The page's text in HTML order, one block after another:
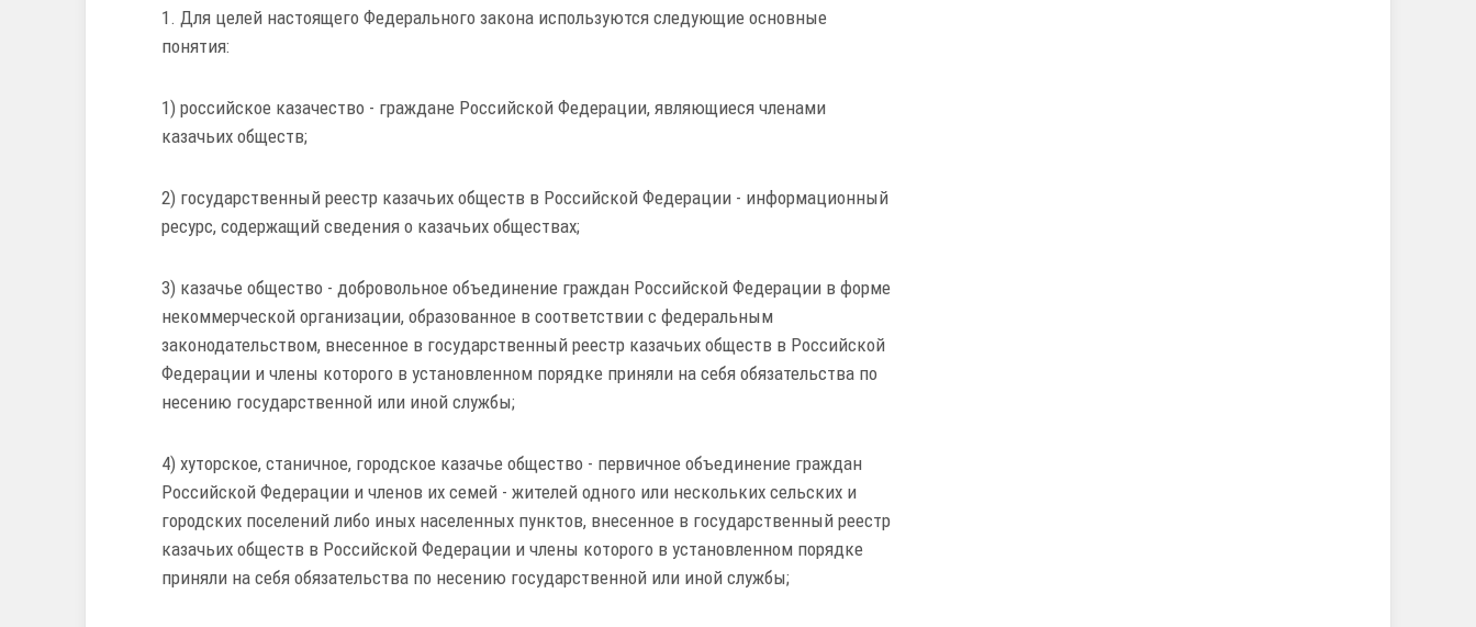
1. Для целей настоящего Федерального закона используются следующие основные
понятия:
1) российское казачество - граждане Российской Федерации, являющиеся членами
казачьих обществ;
2) государственный реестр казачьих обществ в Российской Федерации - информационный
ресурс, содержащий сведения о казачьих обществах;
3) казачье общество - добровольное объединение граждан Российской Федерации в форме
некоммерческой организации, образованное в соответствии с федеральным
законодательством, внесенное в государственный реестр казачьих обществ в Российской
Федерации и члены которого в установленном порядке приняли на себя обязательства по
несению государственной или иной службы;
4) хуторское, станичное, городское казачье общество - первичное объединение граждан
Российской Федерации и членов их семей - жителей одного или нескольких сельских и
городских поселений либо иных населенных пунктов, внесенное в государственный реестр
казачьих обществ в Российской Федерации и члены которого в установленном порядке
приняли на себя обязательства по несению государственной или иной службы;